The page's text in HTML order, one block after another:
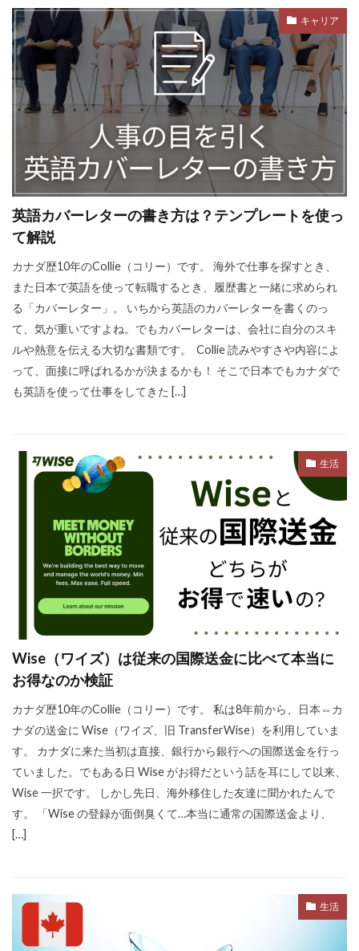
キャリア
英語カバーレターの書き方は？テンプレートを使っ
て解説
カナダ歴10年のCollie（コリー）です。 海外で仕事を探すとき、
また日本で英語を使って転職するとき、履歴書と一緒に求められ
る「カバーレター」。 いちから英語のカバーレターを書くのっ
て、気が重いですよね。でもカバーレターは、会社に自分のスキ
ルや熱意を伝える大切な書類です。 Collie 読みやすさや内容によ
って、面接に呼ばれるかが決まるかも！ そこで日本でもカナダで
も英語を使って仕事をしてきた […]
生活
Wise（ワイズ）は従来の国際送金に比べて本当に
お得なのか検証
カナダ歴10年のCollie（コリー）です。 私は8年前から、日本⇔カ
ナダの送金に Wise（ワイズ、旧 TransferWise）を利用していま
す。 カナダに来た当初は直接、銀行から銀行への国際送金を行っ
ていました。でもある日 Wise がお得だという話を耳にして以来、
Wise 一択です。 しかし先日、海外移住した友達に聞かれたんで
す。 「Wise の登録が面倒臭くて…本当に通常の国際送金より、
[…]
生活